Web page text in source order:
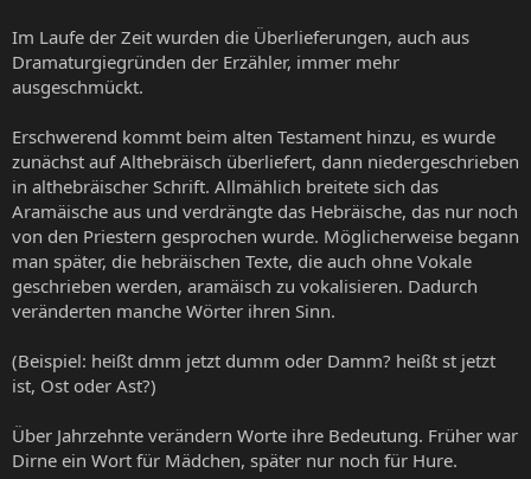
Im Laufe der Zeit wurden die Überlieferungen, auch aus
Dramaturgiegründen der Erzähler, immer mehr
ausgeschmückt.
Erschwerend kommt beim alten Testament hinzu, es wurde
zunächst auf Althebräisch überliefert, dann niedergeschrieben
in althebräischer Schrift. Allmählich breitete sich das
Aramäische aus und verdrängte das Hebräische, das nur noch
von den Priestern gesprochen wurde. Möglicherweise begann
man später, die hebräischen Texte, die auch ohne Vokale
geschrieben werden, aramäisch zu vokalisieren. Dadurch
veränderten manche Wörter ihren Sinn.
(Beispiel: heißt dmm jetzt dumm oder Damm? heißt st jetzt
ist, Ost oder Ast?)
Über Jahrzehnte verändern Worte ihre Bedeutung. Früher war
Dirne ein Wort für Mädchen, später nur noch für Hure.